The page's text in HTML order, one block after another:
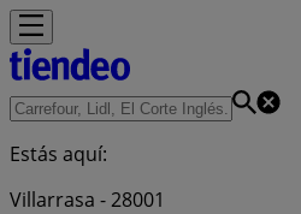
Estás aquí:
Villarrasa - 28001